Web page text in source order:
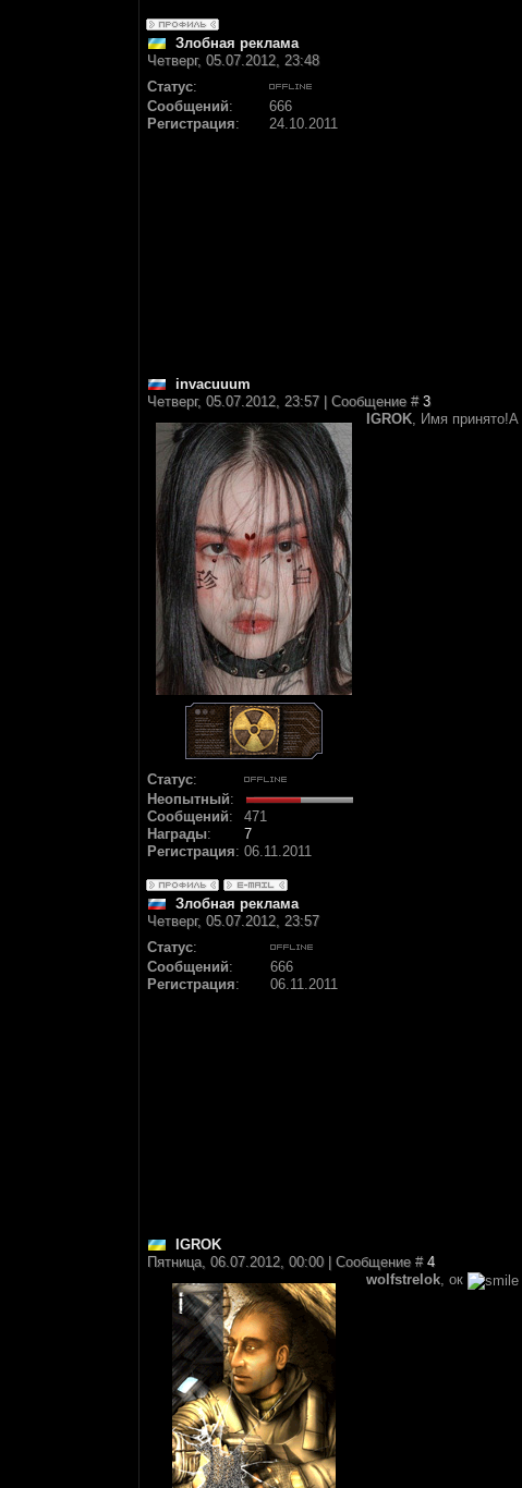
Злобная реклама
Четверг, 05.07.2012, 23:48
Статус:
Сообщений:
666
Регистрация: 24.10.2011
invacuuum
Четверг, 05.07.2012, 23:57 | Сообщение # 3
Статус:
Неопытный:
Сообщений:
471
Награды:
7
Регистрация: 06.11.2011
IGROK, Имя принято!А
Злобная реклама
Четверг, 05.07.2012, 23:57
Статус:
Сообщений:
666
Регистрация: 06.11.2011
IGROK
Пятница, 06.07.2012, 00:00 | Сообщение # 4
wolfstrelok, ок